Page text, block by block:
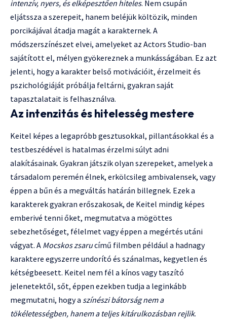
intenzív, nyers, és elképesztően hiteles. Nem csupán
eljátssza a szerepeit, hanem beléjük költözik, minden
porcikájával átadja magát a karakternek. A
módszerszínészet elvei, amelyeket az Actors Studio-ban
sajátított el, mélyen gyökereznek a munkásságában. Ez azt
jelenti, hogy a karakter belső motivációit, érzelmeit és
pszichológiáját próbálja feltárni, gyakran saját
tapasztalatait is felhasználva.
Az intenzitás és hitelesség mestere
Keitel képes a legapróbb gesztusokkal, pillantásokkal és a
testbeszédével is hatalmas érzelmi súlyt adni
alakításainak. Gyakran játszik olyan szerepeket, amelyek a
társadalom peremén élnek, erkölcsileg ambivalensek, vagy
éppen a bűn és a megváltás határán billegnek. Ezek a
karakterek gyakran erőszakosak, de Keitel mindig képes
emberivé tenni őket, megmutatva a mögöttes
sebezhetőséget, félelmet vagy éppen a megértés utáni
vágyat. A Mocskos zsarucímű filmben például a hadnagy
karaktere egyszerre undorító és szánalmas, kegyetlen és
kétségbeesett. Keitel nem fél a kínos vagy taszító
jelenetektől, sőt, éppen ezekben tudja a leginkább
megmutatni, hogy a színészi bátorság nem a
tökéletességben, hanem a teljes kitárulkozásban rejlik.